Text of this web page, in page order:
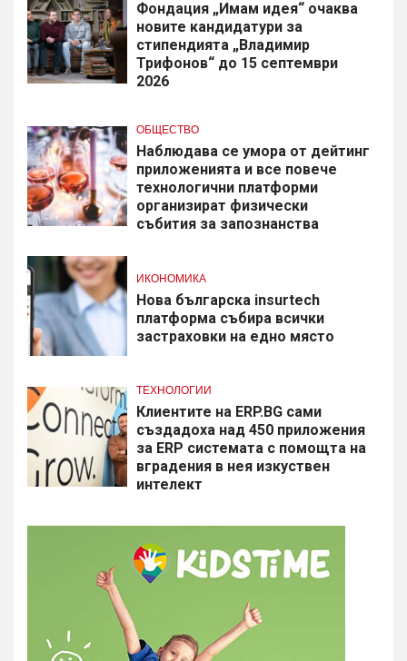
Фондация „Имам идея“ очаква
новите кандидатури за
стипендията „Владимир
Трифонов“ до 15 септември
2026
ОБЩЕСТВО
Наблюдава се умора от дейтинг
приложенията и все повече
технологични платформи
организират физически
събития за запознанства
ИКОНОМИКА
Нова българска insurtech
платформа събира всички
застраховки на едно място
ТЕХНОЛОГИИ
Клиентите на ERP.BG сами
създадоха над 450 приложения
за ERP системата с помощта на
вградения в нея изкуствен
интелект